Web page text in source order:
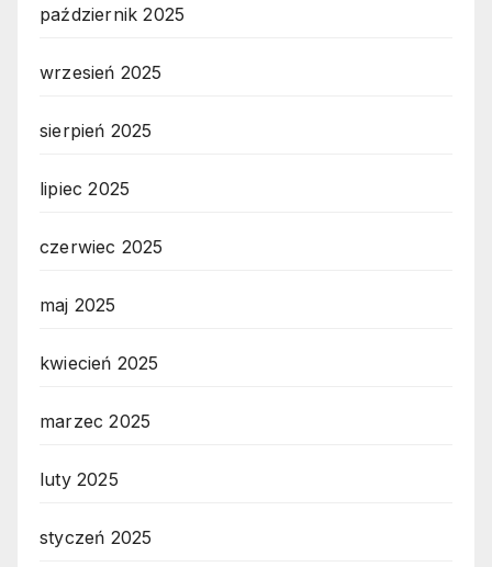
październik 2025
wrzesień 2025
sierpień 2025
lipiec 2025
czerwiec 2025
maj 2025
kwiecień 2025
marzec 2025
luty 2025
styczeń 2025